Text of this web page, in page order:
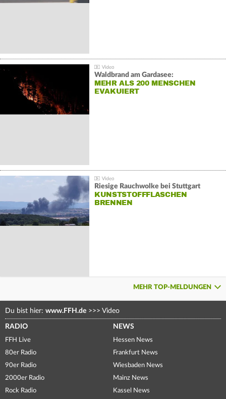
Waldbrand am Gardasee:
MEHR ALS 200 MENSCHEN
EVAKUIERT
Riesige Rauchwolke bei Stuttgart
KUNSTSTOFFFLASCHEN
BRENNEN
MEHR TOP-MELDUNGEN
Du bist hier: www.FFH.de >>> Video
RADIO
FFH Live
80er Radio
90er Radio
2000er Radio
Rock Radio
NEWS
Hessen News
Frankfurt News
Wiesbaden News
Mainz News
Kassel News